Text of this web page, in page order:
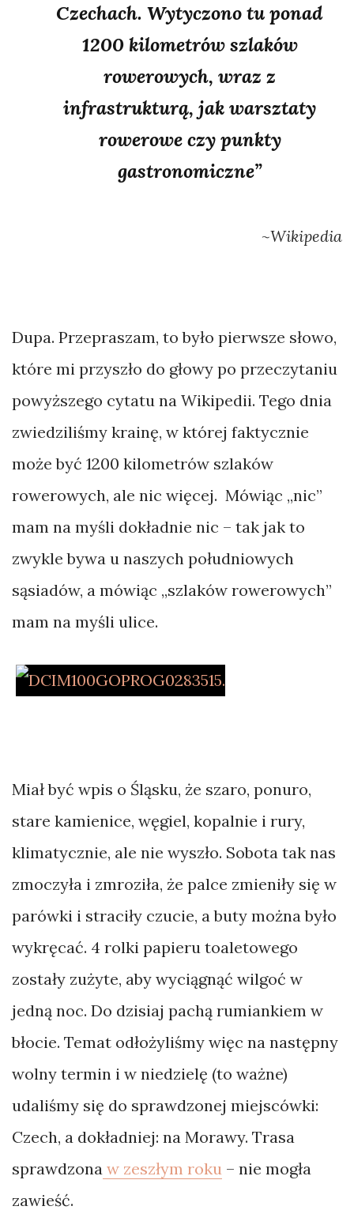
Czechach. Wytyczono tu ponad
1200 kilometrów szlaków
rowerowych, wraz z
infrastrukturą, jak warsztaty
rowerowe czy punkty
gastronomiczne”
~Wikipedia
Dupa. Przepraszam, to było pierwsze słowo,
które mi przyszło do głowy po przeczytaniu
powyższego cytatu na Wikipedii. Tego dnia
zwiedziliśmy krainę, w której faktycznie
może być 1200 kilometrów szlaków
rowerowych, ale nic więcej. Mówiąc „nic”
mam na myśli dokładnie nic – tak jak to
zwykle bywa u naszych południowych
sąsiadów, a mówiąc „szlaków rowerowych”
mam na myśli ulice.
Miał być wpis o Śląsku, że szaro, ponuro,
stare kamienice, węgiel, kopalnie i rury,
klimatycznie, ale nie wyszło. Sobota tak nas
zmoczyła i zmroziła, że palce zmieniły się w
parówki i straciły czucie, a buty można było
wykręcać. 4 rolki papieru toaletowego
zostały zużyte, aby wyciągnąć wilgoć w
jedną noc. Do dzisiaj pachą rumiankiem w
błocie. Temat odłożyliśmy więc na następny
wolny termin i w niedzielę (to ważne)
udaliśmy się do sprawdzonej miejscówki:
Czech, a dokładniej: na Morawy. Trasa
sprawdzona w zeszłym roku – nie mogła
zawieść.
bikepacking
gangusy
Senegal…
not
Bikepacking
w
Indiach.
Kto
wygra
–
krowa
Foto
Notki
Podróże
Poradnik
Albania
Alpy
Anglia
Azory